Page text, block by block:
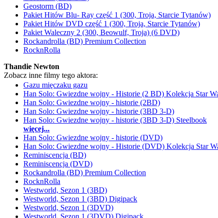
Geostorm (BD)
Pakiet Hitów Blu- Ray część 1 (300, Troja, Starcie Tytanów)
Pakiet Hitów DVD część 1 (300, Troja, Starcie Tytanów)
Pakiet Waleczny 2 (300, Beowulf, Troja) (6 DVD)
Rockandrolla (BD) Premium Collection
RocknRolla
Thandie Newton
Zobacz inne filmy tego aktora:
Gazu mięczaku gazu
Han Solo: Gwiezdne wojny - Historie (2 BD) Kolekcja Star
Han Solo: Gwiezdne wojny - historie (2BD)
Han Solo: Gwiezdne wojny - historie (3BD 3-D)
Han Solo: Gwiezdne wojny - historie (3BD 3-D) Steelbook
więcej...
Han Solo: Gwiezdne wojny - historie (DVD)
Han Solo: Gwiezdne wojny - Historie (DVD) Kolekcja Star
Reminiscencja (BD)
Reminiscencja (DVD)
Rockandrolla (BD) Premium Collection
RocknRolla
Westworld, Sezon 1 (3BD)
Westworld, Sezon 1 (3BD) Digipack
Westworld, Sezon 1 (3DVD)
Westworld, Sezon 1 (3DVD) Digipack